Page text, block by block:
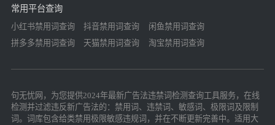
常用平台查询
小红书禁用词查询 抖音禁用词查询
闲鱼禁用词查询
拼多多禁用词查询
天猫禁用词查询 淘宝禁用词查询
句无忧网，为您提供2024年最新广告法违禁词检测查询工具服务，在线
检测并过滤违反新广告法的：禁用词、违禁词、敏感词、极限词及限制
词。词库包含给类禁用极限敏感违规词，并在不断更新完善中。适用大